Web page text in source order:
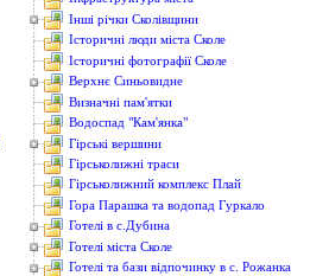
Інші річки Сколівщини
Історичні люди міста Сколе
Історичні фотографії Сколе
Верхнє Синьовидне
Визначні пам'ятки
Водоcпад "Кам'янка"
Гірські вершини
Гірськолижні траси
Гірськолижний комплекс Плай
Гора Парашка та водопад Гуркало
Готелі в с.Дубина
Готелі міста Сколе
Готелі та бази відпочинку в с. Рожанка